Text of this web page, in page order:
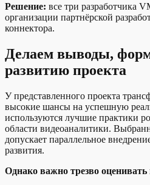
Решение: все три разработчика
организации партнёрской
коннектора.
Делаем выводы,
развитию проекта
У представленного проекта
высокие шансы на успешную
используются лучшие практики
области видеоаналитики.
допускает параллельное
развития.
Однако важно трезво